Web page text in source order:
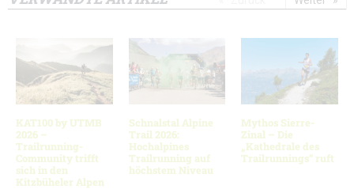
KAT100 by UTMB
2026 –
Trailrunning-
Community trifft
sich in den
Kitzbüheler Alpen
Schnalstal Alpine
Trail 2026:
Hochalpines
Trailrunning auf
höchstem Niveau
Mythos Sierre-
Zinal – Die
„Kathedrale des
Trailrunnings“ ruft